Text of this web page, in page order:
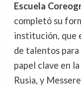
Escuela
completó su
institución, que
de talentos
papel clave en
Rusia, y